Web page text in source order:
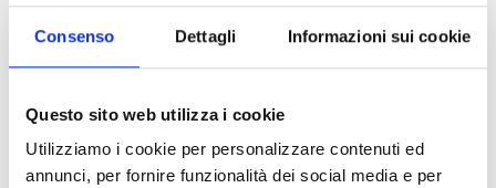
Consenso Dettagli Informazioni sui cookie
Questo sito web utilizza i cookie
Utilizziamo i cookie per personalizzare contenuti ed
annunci, per fornire funzionalità dei social media e per
Invia richiesta
Reso facile e veloce